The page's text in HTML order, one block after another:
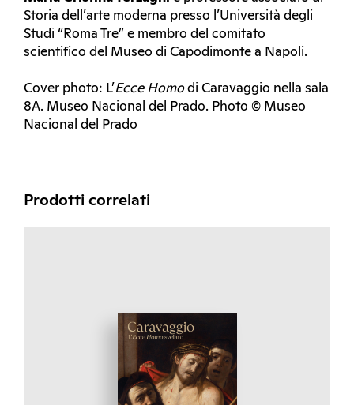
Storia dell’arte moderna presso l’Università degli
Studi “Roma Tre” e membro del comitato
scientifico del Museo di Capodimonte a Napoli.
Cover photo: L’Ecce Homodi Caravaggio nella sala
8A. Museo Nacional del Prado. Photo © Museo
Nacional del Prado
Prodotti correlati